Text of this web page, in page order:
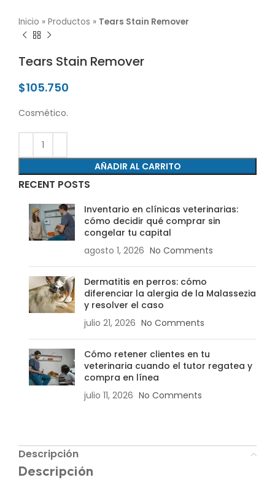
Inicio » Productos » Tears Stain Remover
Tears Stain Remover
$105.750
Cosmético.
AÑADIR AL CARRITO
RECENT POSTS
Inventario en clínicas veterinarias:
cómo decidir qué comprar sin
congelar tu capital
agosto 1, 2026 No Comments
Dermatitis en perros: cómo
diferenciar la alergia de la Malassezia
y resolver el caso
julio 21, 2026 No Comments
Cómo retener clientes en tu
veterinaria cuando el tutor regatea y
compra en línea
julio 11, 2026 No Comments
Descripción
Descripción